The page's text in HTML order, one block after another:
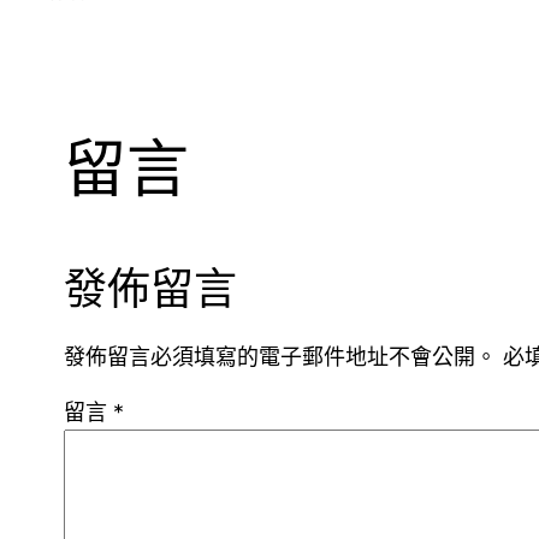
留言
發佈留言
發佈留言必須填寫的電子郵件地址不會公開。 必
留言 *